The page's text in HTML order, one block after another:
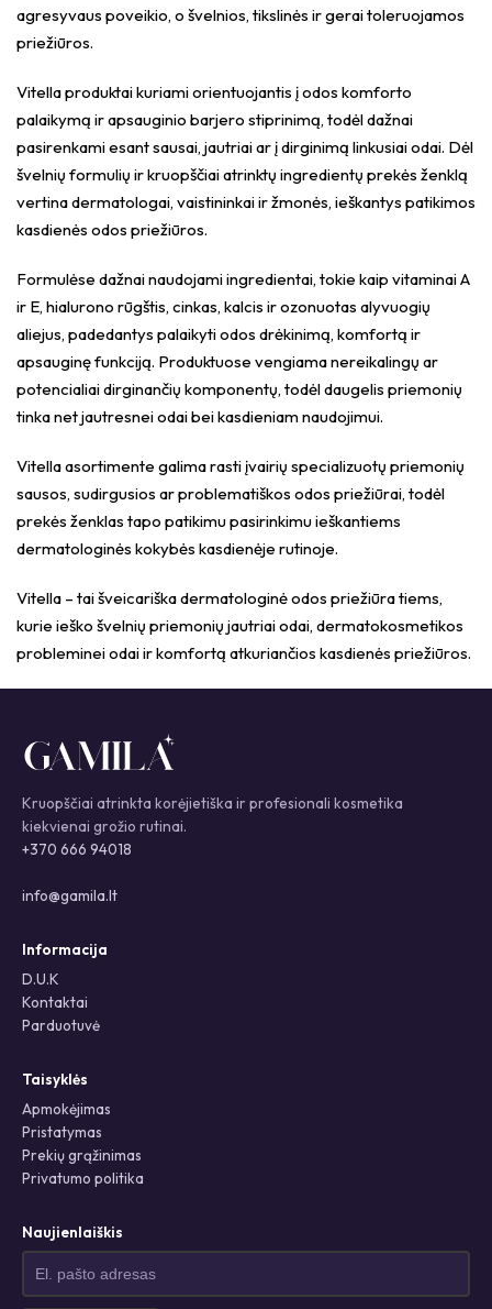
agresyvaus poveikio, o švelnios, tikslinės ir gerai toleruojamos
priežiūros.
Vitella produktai kuriami orientuojantis į odos komforto
palaikymą ir apsauginio barjero stiprinimą, todėl dažnai
pasirenkami esant sausai, jautriai ar į dirginimą linkusiai odai. Dėl
švelnių formulių ir kruopščiai atrinktų ingredientų prekės ženklą
vertina dermatologai, vaistininkai ir žmonės, ieškantys patikimos
kasdienės odos priežiūros.
Formulėse dažnai naudojami ingredientai, tokie kaip vitaminai A
ir E, hialurono rūgštis, cinkas, kalcis ir ozonuotas alyvuogių
aliejus, padedantys palaikyti odos drėkinimą, komfortą ir
apsauginę funkciją. Produktuose vengiama nereikalingų ar
potencialiai dirginančių komponentų, todėl daugelis priemonių
tinka net jautresnei odai bei kasdieniam naudojimui.
Vitella asortimente galima rasti įvairių specializuotų priemonių
sausos, sudirgusios ar problematiškos odos priežiūrai, todėl
prekės ženklas tapo patikimu pasirinkimu ieškantiems
dermatologinės kokybės kasdienėje rutinoje.
Vitella – tai šveicariška dermatologinė odos priežiūra tiems,
kurie ieško švelnių priemonių jautriai odai, dermatokosmetikos
probleminei odai ir komfortą atkuriančios kasdienės priežiūros.
Kruopščiai atrinkta korėjietiška ir profesionali kosmetika
kiekvienai grožio rutinai.
+370 666 94018
info@gamila.lt
Informacija
D.U.K
Kontaktai
Parduotuvė
Taisyklės
Apmokėjimas
Pristatymas
Prekių grąžinimas
Privatumo politika
Naujienlaiškis